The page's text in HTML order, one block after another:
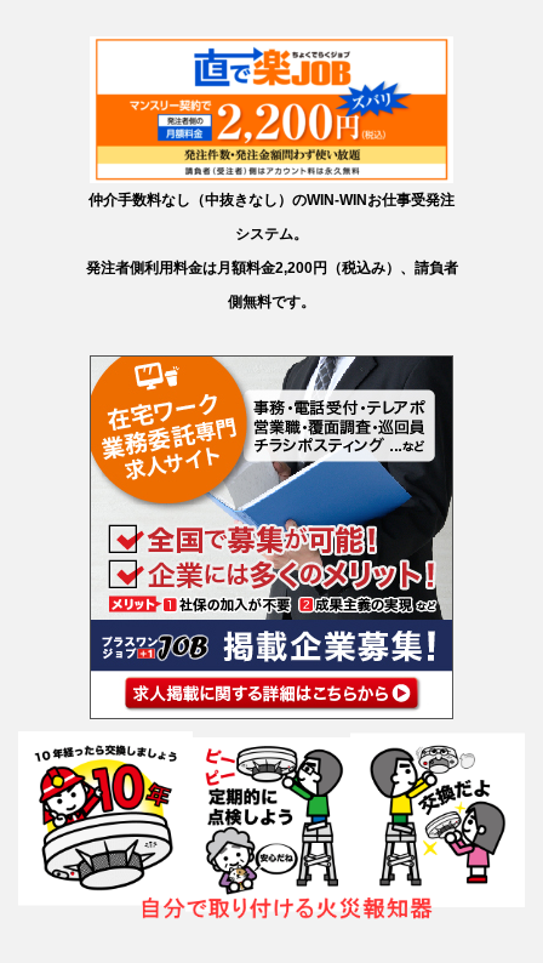
仲介手数料なし（中抜きなし）のWIN-WINお仕事受発注
システム。
発注者側利用料金は月額料金2,200円（税込み）、請負者
側無料です。